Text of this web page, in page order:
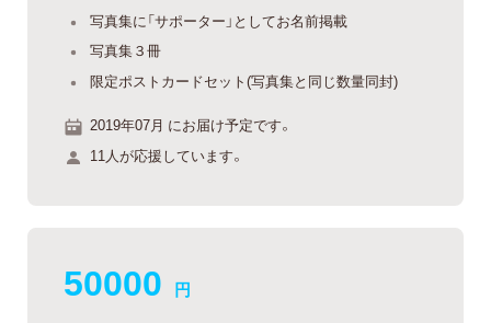
写真集に「サポーター」としてお名前掲載
写真集３冊
限定ポストカードセット(写真集と同じ数量同封)
2019年07月 にお届け予定です。
11人が応援しています。
50000 円